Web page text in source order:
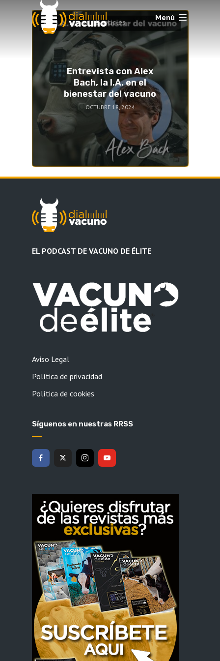
Menú
1 articles
Entrevista con Alex
Bach, la I.A. en el
bienestar del vacuno
OCTUBRE 18, 2024
EL PODCAST DE VACUNO DE ÉLITE
Aviso Legal
Política de privacidad
Política de cookies
Síguenos en nuestras RRSS